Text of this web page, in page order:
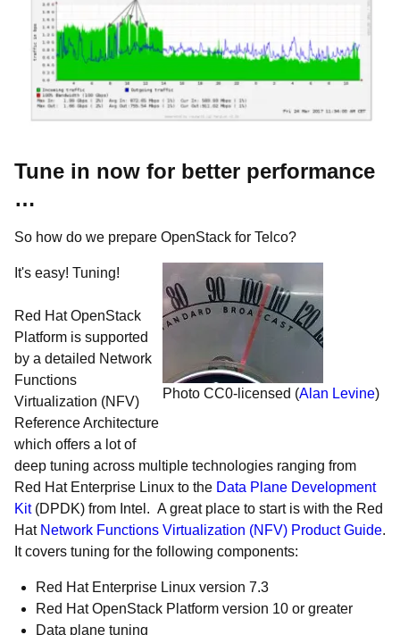
Tune in now for better performance
…
So how do we prepare OpenStack for Telco?
Photo CC0-licensed (Alan Levine)
It's easy! Tuning!
Red Hat OpenStack
Platform is supported
by a detailed Network
Functions
Virtualization (NFV)
Reference Architecture
which offers a lot of
deep tuning across multiple technologies ranging from
Red Hat Enterprise Linux to the Data Plane Development
Kit(DPDK) from Intel. A great place to start is with the Red
Hat Network Functions Virtualization (NFV) Product Guide.
Itcovers tuning for the following components:
Red Hat Enterprise Linux version 7.3
Red Hat OpenStack Platform version 10 or greater
Data plane tuning